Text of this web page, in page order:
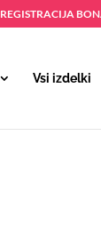
REGISTRACIJA
Vsi izdelki